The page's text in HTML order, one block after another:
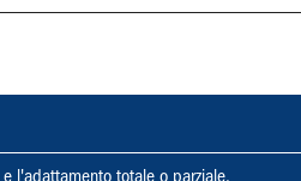
l'adattamento totale o parziale.